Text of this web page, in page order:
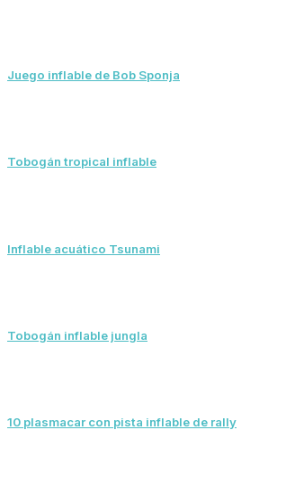
Juego inflable de Bob Sponja
Tobogán tropical inflable
Inflable acuático Tsunami
Tobogán inflable jungla
10 plasmacar con pista inflable de rally